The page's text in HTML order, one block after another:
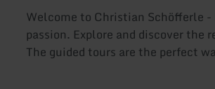
Welcome to Christian Schöfferle
passion. Explore and discover the
The guided tours are the perfect